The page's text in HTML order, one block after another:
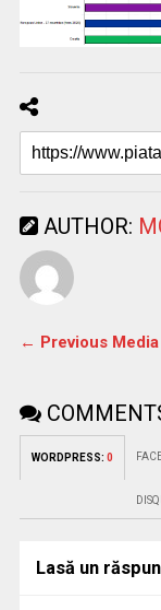
AUTHOR:
← Previous Media
WORDPRESS: 0
Lasă un